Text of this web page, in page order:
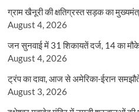
ग्राम खैनूरी की क्षतिग्रस्त सड़क का
August 4, 2026
जन सुनवाई में 31 शिकायतें दर्ज, 14 का
August 4, 2026
ट्रंप का दावा, आज से अमेरिका-ईरान
August 3, 2026